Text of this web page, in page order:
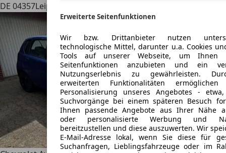
DE 04357Leipzig
Erweiterte Seitenfunktionen
Wir bzw. Drittanbieter nutzen
technologische Mittel, darunter u.a. Cookies
Tools auf unserer Webseite, um Ihnen
Seitenfunktionen anzubieten und ein
Nutzungserlebnis zu gewährleisten.
erweiterten Funktionalitäten
Personalisierung unseres Angebotes -
Suchvorgänge bei einem späteren Besuch
Ihnen passende Angebote aus Ihrer Nähe
oder personalisierte Werbung und
bereitzustellen und diese auszuwerten. Wir
E-Mail-Adresse lokal, wenn Sie diese für
Suchanfragen, Lieblingsfahrzeuge oder im